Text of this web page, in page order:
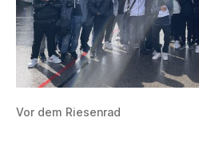
Vor dem Riesenrad